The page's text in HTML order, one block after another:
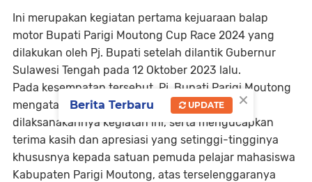
Ini merupakan kegiatan pertama kejuaraan balap
motor Bupati Parigi Moutong Cup Race 2024 yang
dilakukan oleh Pj. Bupati setelah dilantik Gubernur
Sulawesi Tengah pada 12 Oktober 2023 lalu.
Pada kesempatan tersebut, Pj. Bupati Parigi Moutong
mengatakan sangat menyambut baik atas
dilaksanakannya kegiatan ini, serta mengucapkan
terima kasih dan apresiasi yang setinggi-tingginya
khususnya kepada satuan pemuda pelajar mahasiswa
Kabupaten Parigi Moutong, atas terselenggaranya
×
Berita Terbaru UPDATE